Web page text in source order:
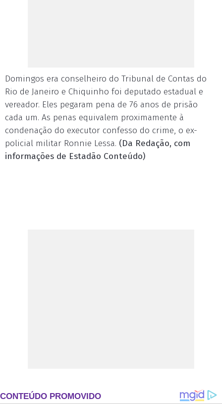
Domingos era conselheiro do Tribunal de Contas do
Rio de Janeiro e Chiquinho foi deputado estadual e
vereador. Eles pegaram pena de 76 anos de prisão
cada um. As penas equivalem proximamente à
condenação do executor confesso do crime, o ex-
policial militar Ronnie Lessa. (Da Redação, com
informações de Estadão Conteúdo)